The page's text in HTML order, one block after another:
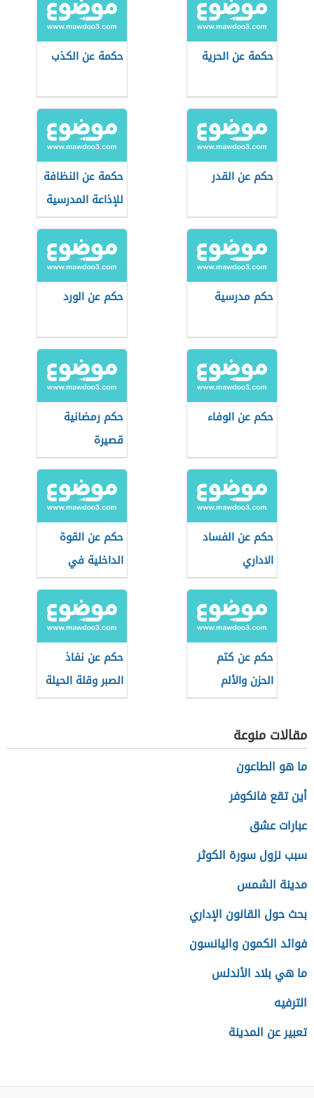
حكمة عن الحرية حكمة عن الكذب
حكم عن القدر
حكمة عن النظافة
للإذاعة المدرسية
حكم مدرسية حكم عن الورد
حكم عن الوفاء
حكم رمضانية
قصيرة
حكم عن الفساد
الاداري
حكم عن القوة
الداخلية في
الإنسان
حكم عن كتم
الحزن والألم
حكم عن نفاذ
الصبر وقلة الحيلة
مقالات منوعة
ما هو الطاعون
أين تقع فانكوفر
عبارات عشق
سبب نزول سورة الكوثر
مدينة الشمس
بحث حول القانون الإداري
فوائد الكمون واليانسون
ما هي بلاد الأندلس
الترفيه
تعبير عن المدينة